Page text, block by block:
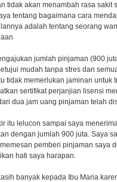
tidak akan menambah rasa
tentang bagaimana cara
adalah tentang seorang
jumlah pinjaman (900
mudah tanpa stres dan
tidak memerlukan jaminan untuk
sertifikat perjanjian lisensi
dua jam uang pinjaman telah
itu lelucon sampai saya
dengan jumlah 900 juta. Saya
pemberi pinjaman saya
hati saya harapan.
banyak kepada Ibu Maria